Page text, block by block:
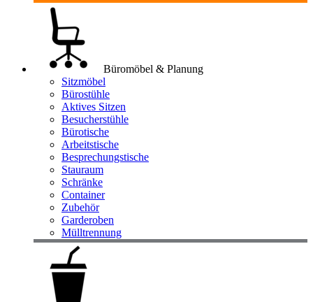
Büromöbel & Planung
Sitzmöbel
Bürostühle
Aktives Sitzen
Besucherstühle
Bürotische
Arbeitstische
Besprechungstische
Stauraum
Schränke
Container
Zubehör
Garderoben
Mülltrennung